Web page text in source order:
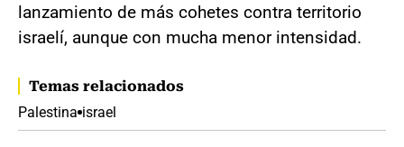
lanzamiento de más cohetes contra territorio
israelí, aunque con mucha menor intensidad.
Temas relacionados
Palestina israel